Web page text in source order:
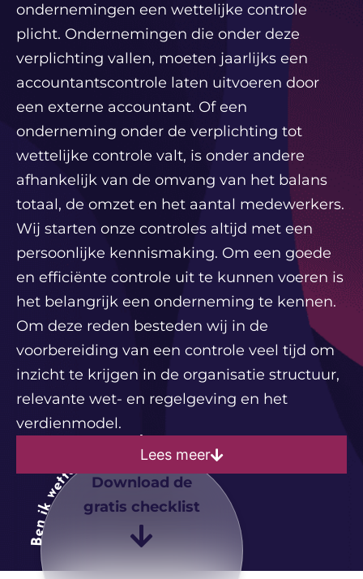
ondernemingen een wettelijke controle
plicht. Ondernemingen die onder deze
verplichting vallen, moeten jaarlijks een
accountantscontrole laten uitvoeren door
een externe accountant. Of een
onderneming onder de verplichting tot
wettelijke controle valt, is onder andere
afhankelijk van de omvang van het balans
totaal, de omzet en het aantal medewerkers.
Wij starten onze controles altijd met een
persoonlijke kennismaking. Om een goede
en efficiënte controle uit te kunnen voeren is
het belangrijk een onderneming te kennen.
Om deze reden besteden wij in de
voorbereiding van een controle veel tijd om
inzicht te krijgen in de organisatie structuur,
relevante wet- en regelgeving en het
verdienmodel.
Lees meer
Ben ik wettelijk controleplichtig?
Download de
gratis checklist